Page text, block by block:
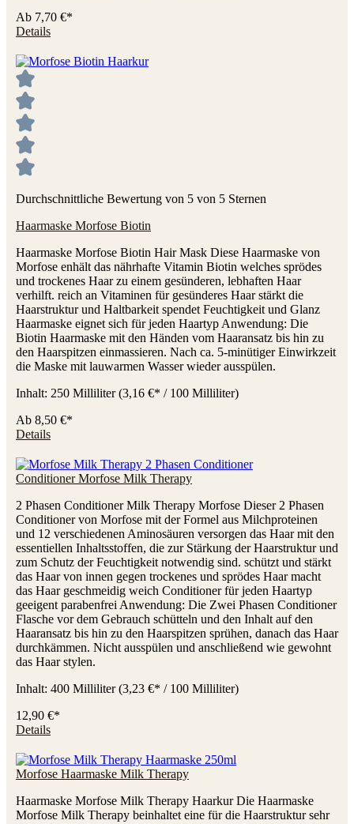
Ab 7,70 €*
Details
Durchschnittliche Bewertung von 5 von 5 Sternen
Haarmaske Morfose Biotin
Haarmaske Morfose Biotin Hair Mask Diese Haarmaske von
Morfose enhält das nährhafte Vitamin Biotin welches sprödes
und trockenes Haar zu einem gesünderen, lebhaften Haar
verhilft. reich an Vitaminen für gesünderes Haar stärkt die
Haarstruktur und Haltbarkeit spendet Feuchtigkeit und Glanz
Haarmaske eignet sich für jeden Haartyp Anwendung: Die
Biotin Haarmaske mit den Händen vom Haaransatz bis hin zu
den Haarspitzen einmassieren. Nach ca. 5-minütiger Einwirkzeit
die Maske mit lauwarmen Wasser wieder ausspülen.
Inhalt: 250 Milliliter(3,16 €* / 100 Milliliter)
Ab 8,50 €*
Details
Conditioner Morfose Milk Therapy
2 Phasen Conditioner Milk Therapy Morfose Dieser 2 Phasen
Conditioner von Morfose mit der Formel aus Milchproteinen
und 12 verschiedenen Aminosäuren versorgen das Haar mit den
essentiellen Inhaltsstoffen, die zur Stärkung der Haarstruktur und
zum Schutz der Feuchtigkeit notwendig sind. schützt und stärkt
das Haar von innen gegen trockenes und sprödes Haar macht
das Haar geschmeidig weich Conditioner für jeden Haartyp
geeigent parabenfrei Anwendung: Die Zwei Phasen Conditioner
Flasche vor dem Gebrauch schütteln und den Inhalt auf den
Haaransatz bis hin zu den Haarspitzen sprühen, danach das Haar
durchkämmen. Nicht ausspülen und anschließend wie gewohnt
das Haar stylen.
Inhalt: 400 Milliliter(3,23 €* / 100 Milliliter)
12,90 €*
Details
Morfose Haarmaske Milk Therapy
Haarmaske Morfose Milk Therapy Haarkur Die Haarmaske
Morfose Milk Therapy beinhaltet eine für die Haarstruktur sehr